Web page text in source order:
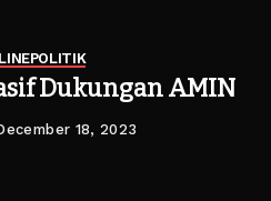
POLITIK
Dukungan AMIN
18, 2023